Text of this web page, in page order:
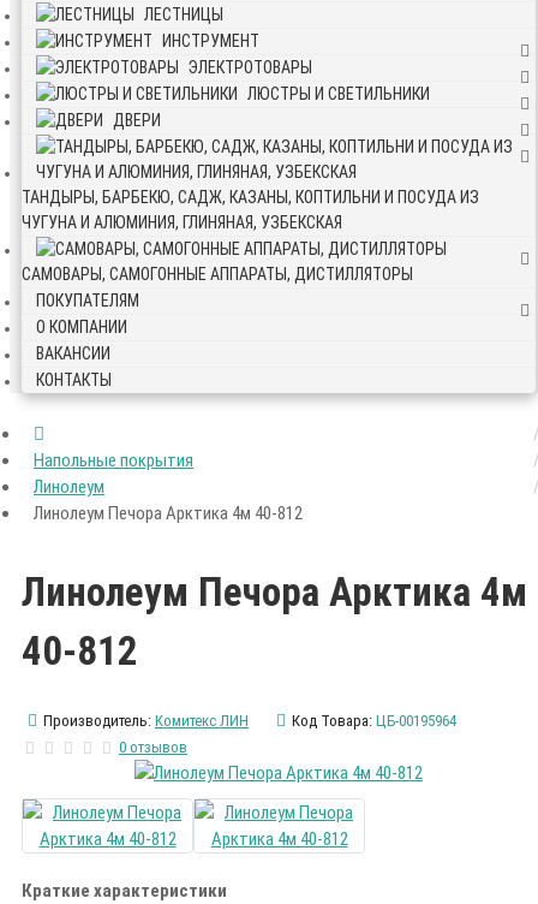
ЛЕСТНИЦЫ
ИНСТРУМЕНТ
ЭЛЕКТРОТОВАРЫ
ЛЮСТРЫ И СВЕТИЛЬНИКИ
ДВЕРИ
ТАНДЫРЫ, БАРБЕКЮ, САДЖ, КАЗАНЫ, КОПТИЛЬНИ И ПОСУДА ИЗ
ЧУГУНА И АЛЮМИНИЯ, ГЛИНЯНАЯ, УЗБЕКСКАЯ
САМОВАРЫ, САМОГОННЫЕ АППАРАТЫ, ДИСТИЛЛЯТОРЫ
ПОКУПАТЕЛЯМ
О КОМПАНИИ
ВАКАНСИИ
КОНТАКТЫ
Напольные покрытия
Линолеум
Линолеум Печора Арктика 4м 40-812
Линолеум Печора Арктика 4м
40-812
Производитель: Комитекс ЛИН Код Товара: ЦБ-00195964
0 отзывов
Краткие характеристики